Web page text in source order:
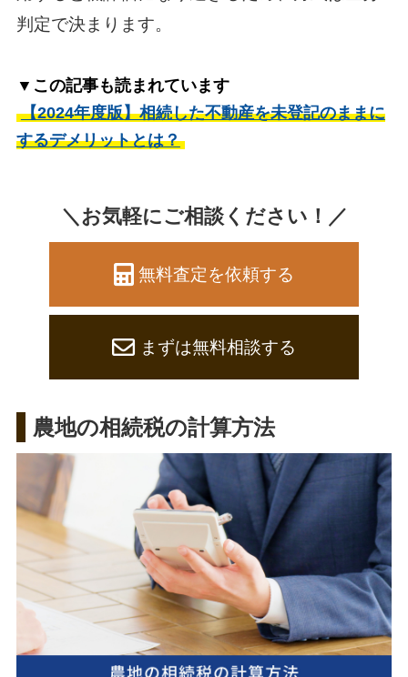
判定で決まります。
▼この記事も読まれています
【2024年度版】相続した不動産を未登記のままに
するデメリットとは？
＼お気軽にご相談ください！／
無料査定を依頼する
まずは無料相談する
農地の相続税の計算方法